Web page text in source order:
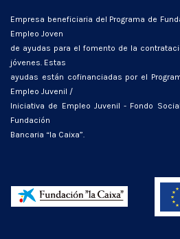
Empresa beneficiaria del Programa de
Empleo Joven
de ayudas para el fomento de la
jóvenes. Estas
ayudas están cofinanciadas por el
Empleo Juvenil /
Iniciativa de Empleo Juvenil - Fondo
Fundación
Bancaria “la Caixa”.